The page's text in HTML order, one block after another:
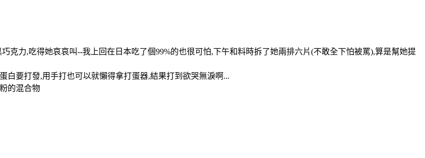
克力,吃得她哀哀叫--我上回在日本吃了個99%的也很可怕,下午和料時拆了她兩排六片(不敢全下怕被罵),算是幫她提
白要打發,用手打也可以就懶得拿打蛋器,結果打到欲哭無淚啊...
的混合物